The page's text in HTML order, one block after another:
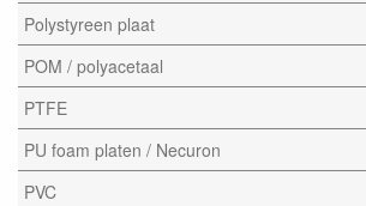
Polystyreen plaat
POM / polyacetaal
PTFE
PU foam platen / Necuron
PVC